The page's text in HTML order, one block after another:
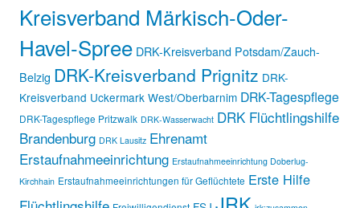
Kreisverband Märkisch-Oder-
Havel-Spree DRK-Kreisverband Potsdam/Zauch-
Belzig DRK-Kreisverband Prignitz DRK-
Kreisverband Uckermark West/Oberbarnim DRK-Tagespflege
DRK-Tagespflege Pritzwalk DRK-Wasserwacht DRK Flüchtlingshilfe
Brandenburg DRK Lausitz Ehrenamt
Erstaufnahmeeinrichtung Erstaufnahmeeinrichtung Doberlug-
Kirchhain Erstaufnahmeeinrichtungen für Geflüchtete Erste Hilfe